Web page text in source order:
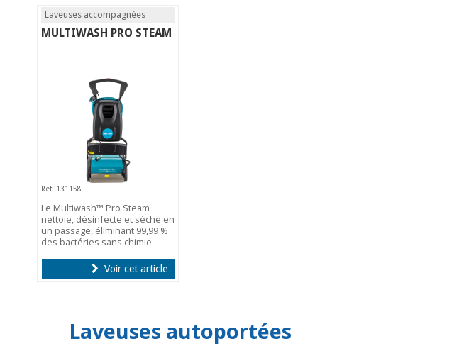
Laveuses accompagnées
MULTIWASH PRO STEAM
Ref. 131158
Le Multiwash™ Pro Steam
nettoie, désinfecte et sèche en
un passage, éliminant 99,99 %
des bactéries sans chimie.
Voir cet article
Laveuses autoportées